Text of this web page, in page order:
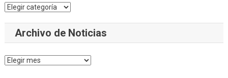
Categorías
Archivo de Noticias
Archivo